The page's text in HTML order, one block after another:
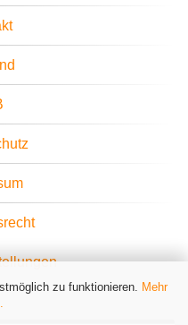
zu funktionieren. Mehr